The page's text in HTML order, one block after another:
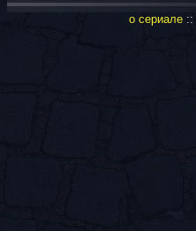
о сериале::